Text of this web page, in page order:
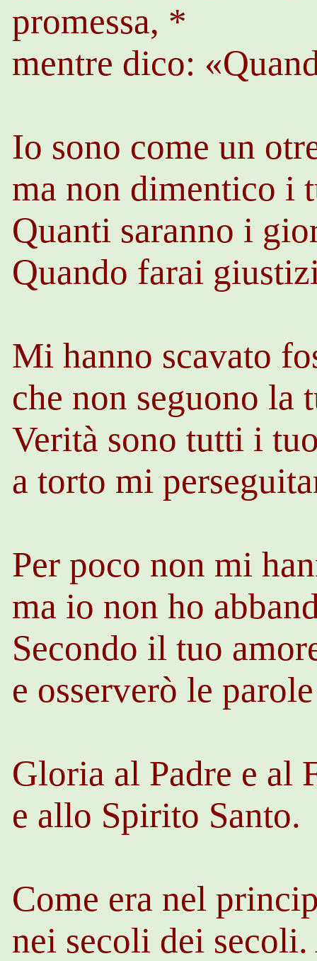
promessa, *
mentre dico:
Io sono come un
ma non dimentico i
Quanti saranno i
Quando farai
Mi hanno scavato
che non seguono la
Verità sono tutti i
a torto mi
Per poco non mi
ma io non ho
Secondo il tuo
e osserverò le
Gloria al Padre e al
e allo Spirito Santo.
Come era nel
nei secoli dei